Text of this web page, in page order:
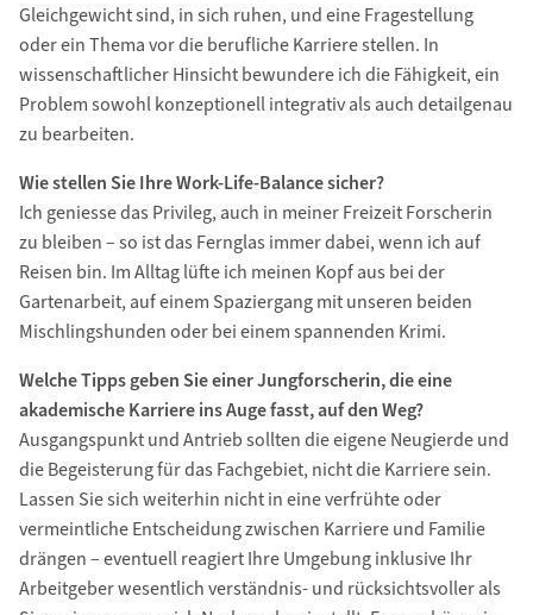
Gleichgewicht sind, in sich ruhen, und eine Fragestellung
oder ein Thema vor die berufliche Karriere stellen. In
wissenschaftlicher Hinsicht bewundere ich die Fähigkeit, ein
Problem sowohl konzeptionell integrativ als auch detailgenau
zu bearbeiten.
Wie stellen Sie Ihre Work-Life-Balance sicher?
Ich geniesse das Privileg, auch in meiner Freizeit Forscherin
zu bleiben – so ist das Fernglas immer dabei, wenn ich auf
Reisen bin. Im Alltag lüfte ich meinen Kopf aus bei der
Gartenarbeit, auf einem Spaziergang mit unseren beiden
Mischlingshunden oder bei einem spannenden Krimi.
Welche Tipps geben Sie einer Jungforscherin, die eine
akademische Karriere ins Auge fasst, auf den Weg?
Ausgangspunkt und Antrieb sollten die eigene Neugierde und
die Begeisterung für das Fachgebiet, nicht die Karriere sein.
Lassen Sie sich weiterhin nicht in eine verfrühte oder
vermeintliche Entscheidung zwischen Karriere und Familie
drängen – eventuell reagiert Ihre Umgebung inklusive Ihr
Arbeitgeber wesentlich verständnis- und rücksichtsvoller als